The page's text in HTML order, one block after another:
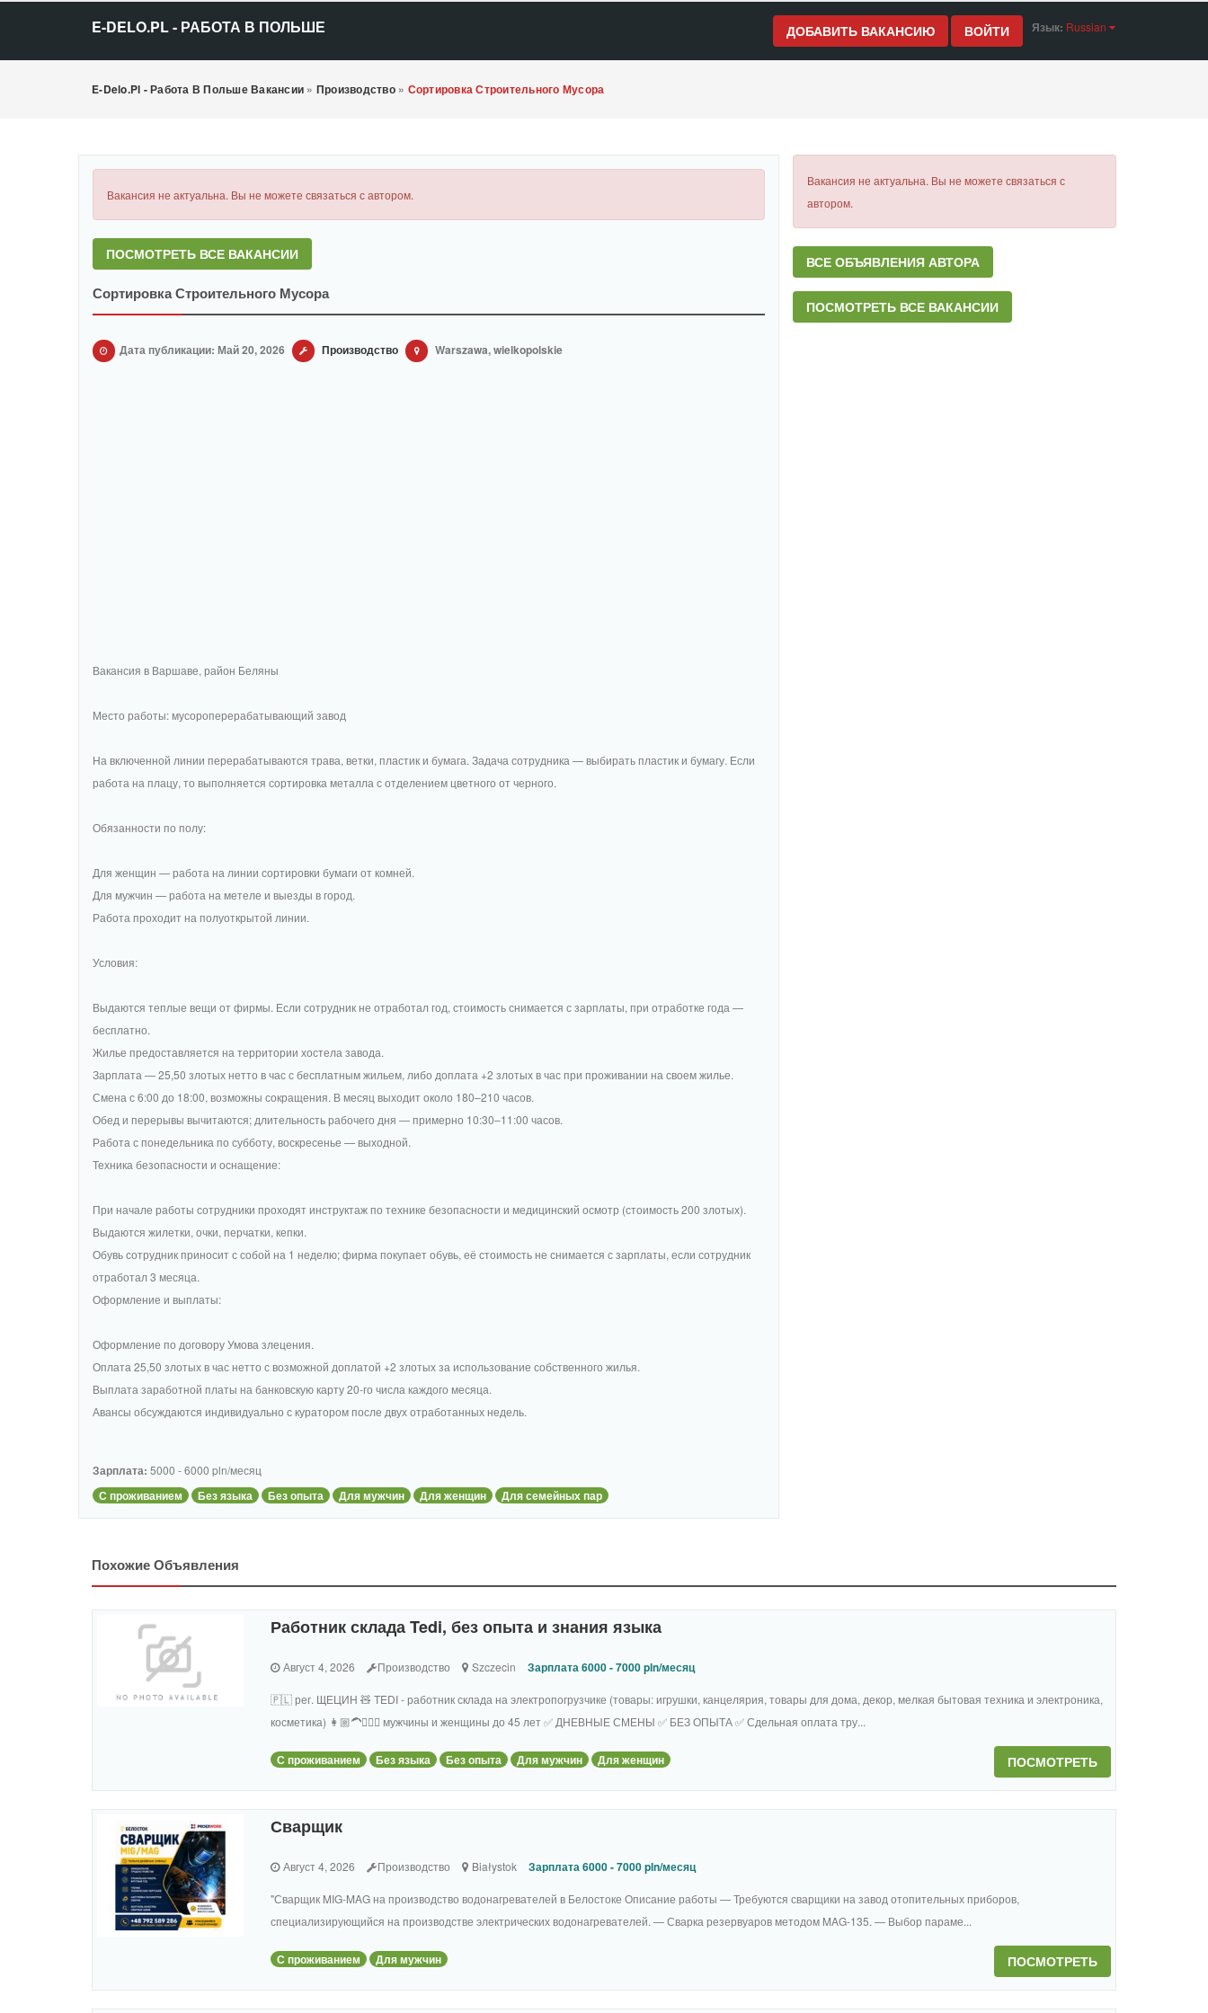
E-DELO.PL - РАБОТА В ПОЛЬШЕ ДОБАВИТЬ ВАКАНСИЮ ВОЙТИ Язык: Russian
E-Delo.pl - Работа В Польше Вакансии » Производство » Сортировка Строительного Мусора
Вакансия не актуальна. Вы не можете связаться с автором.
ПОСМОТРЕТЬ ВСЕ ВАКАНСИИ
Сортировка Строительного Мусора
Дата публикации: Май 20, 2026 Производство Warszawa, wielkopolskie
Вакансия в Варшаве, район Беляны
Место работы: мусороперерабатывающий завод
На включенной линии перерабатываются трава, ветки, пластик и бумага. Задача сотрудника — выбирать пластик и бумагу. Если
работа на плацу, то выполняется сортировка металла с отделением цветного от черного.
Обязанности по полу:
Для женщин — работа на линии сортировки бумаги от комней.
Для мужчин — работа на метеле и выезды в город.
Работа проходит на полуоткрытой линии.
Условия:
Выдаются теплые вещи от фирмы. Если сотрудник не отработал год, стоимость снимается с зарплаты, при отработке года —
бесплатно.
Жилье предоставляется на территории хостела завода.
Зарплата — 25,50 злотых нетто в час с бесплатным жильем, либо доплата +2 злотых в час при проживании на своем жилье.
Смена с 6:00 до 18:00, возможны сокращения. В месяц выходит около 180–210 часов.
Обед и перерывы вычитаются; длительность рабочего дня — примерно 10:30–11:00 часов.
Работа с понедельника по субботу, воскресенье — выходной.
Техника безопасности и оснащение:
При начале работы сотрудники проходят инструктаж по технике безопасности и медицинский осмотр (стоимость 200 злотых).
Выдаются жилетки, очки, перчатки, кепки.
Обувь сотрудник приносит с собой на 1 неделю; фирма покупает обувь, её стоимость не снимается с зарплаты, если сотрудник
отработал 3 месяца.
Оформление и выплаты:
Оформление по договору Умова злецения.
Оплата 25,50 злотых в час нетто с возможной доплатой +2 злотых за использование собственного жилья.
Выплата заработной платы на банковскую карту 20-го числа каждого месяца.
Авансы обсуждаются индивидуально с куратором после двух отработанных недель.
Зарплата: 5000 - 6000 pln/месяц
С проживанием Без языка Без опыта Для мужчин Для женщин Для семейных пар
Вакансия не актуальна. Вы не можете связаться с
автором.
ВСЕ ОБЪЯВЛЕНИЯ АВТОРА
ПОСМОТРЕТЬ ВСЕ ВАКАНСИИ
Похожие Объявления
Работник склада Tedi, без опыта и знания языка
Август 4, 2026 Производство Szczecin Зарплата 6000 - 7000 pln/месяц
🇵🇱 рег. ЩЕЦИН 🧸 TEDI - работник склада на электропогрузчике (товары: игрушки, канцелярия, товары для дома, декор, мелкая бытовая техника и электроника,
косметика) 👩🏼‍🦱🧔🏻‍♂️ мужчины и женщины до 45 лет ✅ ДНЕВНЫЕ СМЕНЫ ✅ БЕЗ ОПЫТА ✅ Сдельная оплата тру...
С проживанием Без языка Без опыта Для мужчин Для женщин ПОСМОТРЕТЬ
Сварщик
Август 4, 2026 Производство Białystok Зарплата 6000 - 7000 pln/месяц
"Сварщик MIG-MAG на производство водонагревателей в Белостоке Описание работы — Требуются сварщики на завод отопительных приборов,
специализирующийся на производстве электрических водонагревателей. — Сварка резервуаров методом MAG-135. — Выбор параме...
С проживанием Для мужчин ПОСМОТРЕТЬ